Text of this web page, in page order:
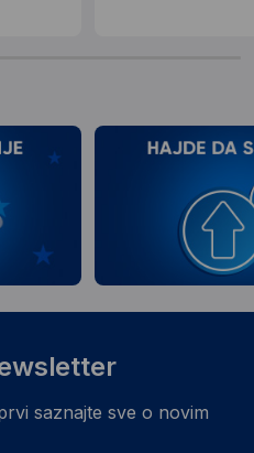
saznajte sve o novim